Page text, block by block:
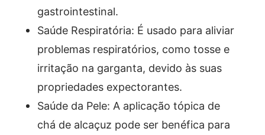
gastrointestinal.
Saúde Respiratória: É usado para aliviar
problemas respiratórios, como tosse e
irritação na garganta, devido às suas
propriedades expectorantes.
Saúde da Pele: A aplicação tópica de
chá de alcaçuz pode ser benéfica para